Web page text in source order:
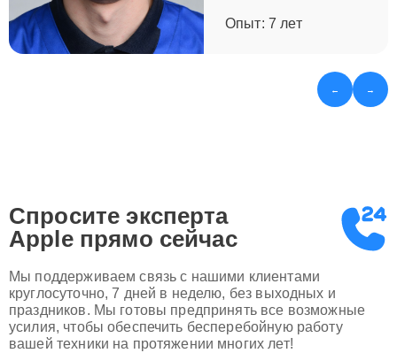
Опыт: 7 лет
← →
Спросите эксперта
Apple прямо сейчас
Мы поддерживаем связь с нашими клиентами
круглосуточно, 7 дней в неделю, без выходных и
праздников. Мы готовы предпринять все возможные
усилия, чтобы обеспечить бесперебойную работу
вашей техники на протяжении многих лет!